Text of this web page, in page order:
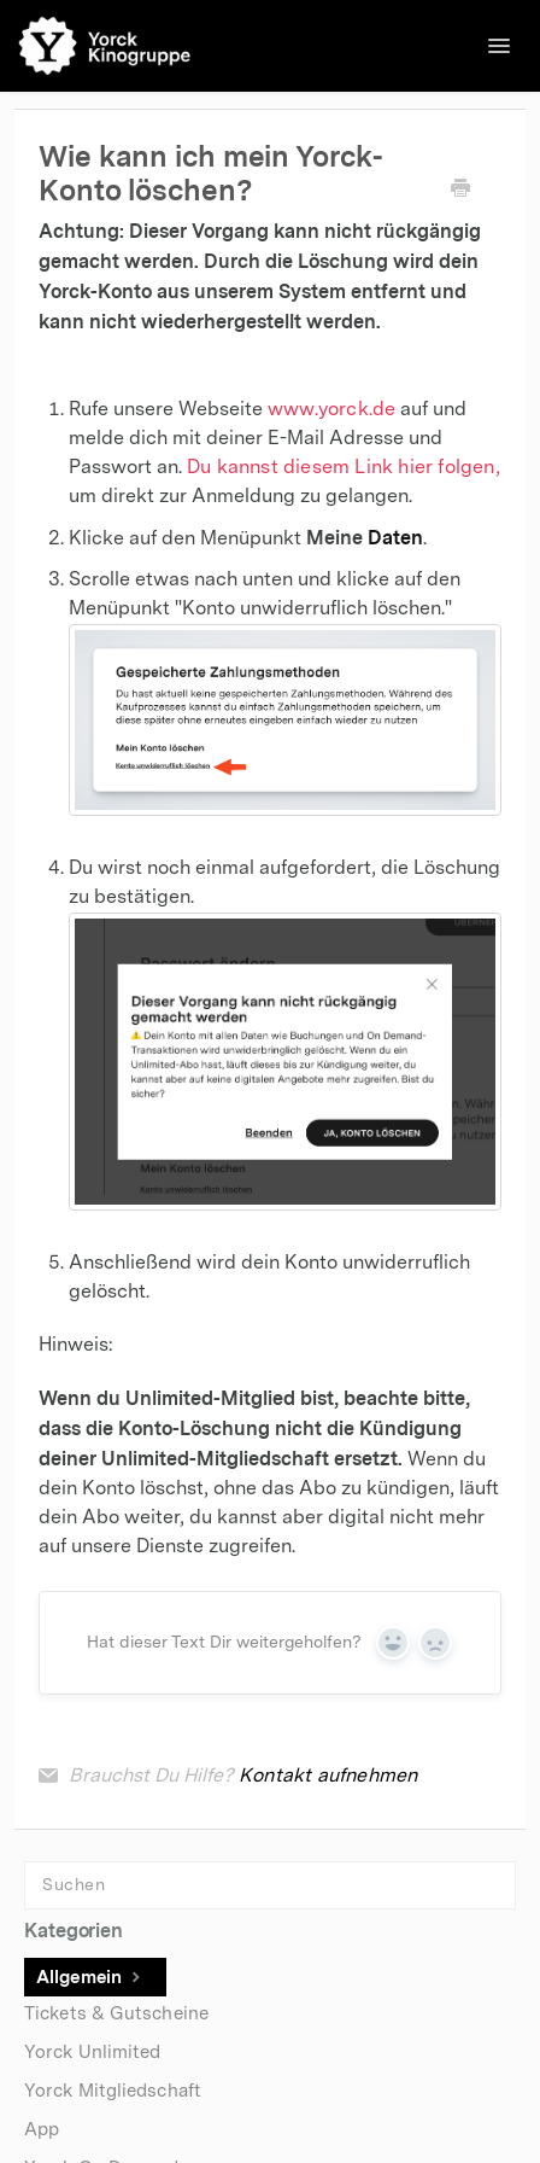
🌐English Kinos Filme Kontakt Kontakt
Wie kann ich mein Yorck-
Konto löschen?
Achtung: Dieser Vorgang kann nicht rückgängig
gemacht werden. Durch die Löschung wird dein
Yorck-Konto aus unserem System entfernt und
kann nicht wiederhergestellt werden.
Rufe unsere Webseite www.yorck.de auf und
melde dich mit deiner E-Mail Adresse und
Passwort an. Du kannst diesem Link hier folgen,
um direkt zur Anmeldung zu gelangen.
Klicke auf den Menüpunkt Meine Daten.
Scrolle etwas nach unten und klicke auf den
Menüpunkt "Konto unwiderruflich löschen."
Du wirst noch einmal aufgefordert, die Löschung
zu bestätigen.
Anschließend wird dein Konto unwiderruflich
gelöscht.
Hinweis:
Wenn du Unlimited-Mitglied bist, beachte bitte,
dass die Konto-Löschung nicht die Kündigung
deiner Unlimited-Mitgliedschaft ersetzt. Wenn du
dein Konto löschst, ohne das Abo zu kündigen, läuft
dein Abo weiter, du kannst aber digital nicht mehr
auf unsere Dienste zugreifen.
Hat dieser Text Dir weitergeholfen?
Yes No
Brauchst Du Hilfe? Kontakt aufnehmen
Kategorien
Allgemein
Tickets & Gutscheine
Yorck Unlimited
Yorck Mitgliedschaft
App